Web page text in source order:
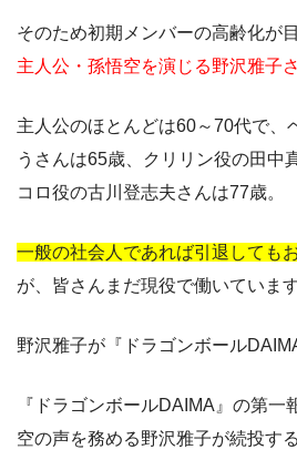
そのため初期メンバーの高齢化が
主人公・孫悟空を演じる野沢雅子
主人公のほとんどは60～70代で、
うさんは65歳、クリリン役の田中
コロ役の古川登志夫さんは77歳。
一般の社会人であれば引退しても
が、皆さんまだ現役で働いています
野沢雅子が『ドラゴンボール
『ドラゴンボールDAIMA』の第一
空の声を務める野沢雅子が続投す